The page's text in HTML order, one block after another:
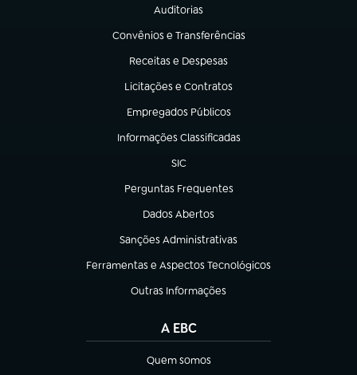
Auditorias
(abre em nova aba)
Convênios e Transferências
(abre em nova aba)
Receitas e Despesas
(abre em nova aba)
Licitações e Contratos
(abre em nova aba)
Empregados Públicos
(abre em nova aba)
Informações Classificadas
(abre em nova aba)
SIC
(abre em nova aba)
Perguntas Frequentes
(abre em nova aba)
Dados Abertos
(abre em nova aba)
Sanções Administrativas
(abre em nova aba)
Ferramentas e Aspectos Tecnológicos
(abre em nova aba)
Outras Informações
(abre em nova aba)
A EBC
Quem somos
(abre em nova aba)